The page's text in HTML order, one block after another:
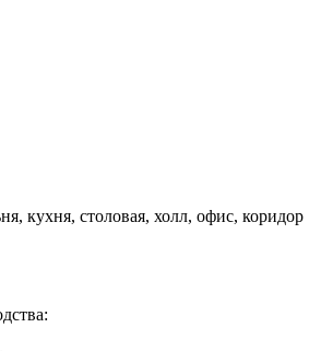
кухня, столовая, холл, офис, коридор